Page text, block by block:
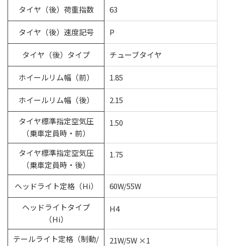
タイヤ（後）荷重指数 63
タイヤ（後）速度記号 P
タイヤ（後）タイプ チューブタイヤ
ホイールリム幅（前） 1.85
ホイールリム幅（後）
2.15
タイヤ標準指定空気圧
（乗車定員時・前）
1.50
タイヤ標準指定空気圧
（乗車定員時・後）
1.75
ヘッドライト定格（Hi）
60W/55W
ヘッドライトタイプ
（Hi）
H4
テールライト定格（制動/
21W/5W ×1